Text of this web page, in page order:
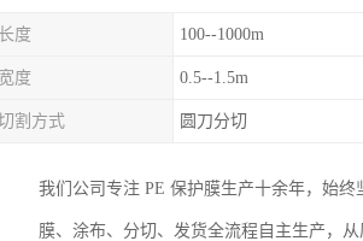
长度 100--1000m
宽度 0.5--1.5m
割方式 圆刀分切
我们公司专注 PE 保护膜生产十余年，始
膜、涂布、分切、发货全流程自主生产，